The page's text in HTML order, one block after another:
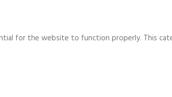
for the website to function properly. This